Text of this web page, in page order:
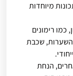
מיוחדות
רימונים
השערות, שכבת
הנחת